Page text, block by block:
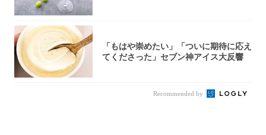
「もはや崇めたい」「ついに期待に応え
てくださった」セブン神アイス大反響
Recommended by